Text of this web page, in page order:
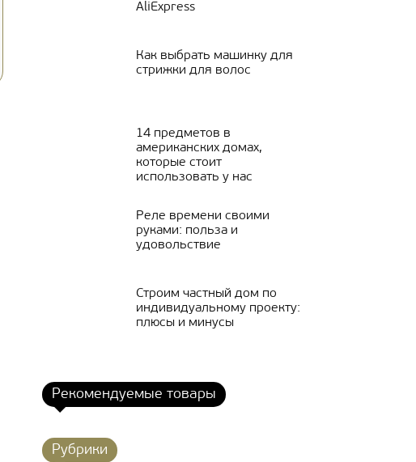
AliExpress
Как выбрать машинку для
стрижки для волос
14 предметов в
американских домах,
которые стоит
использовать у нас
Реле времени своими
руками: польза и
удовольствие
Строим частный дом по
индивидуальному проекту:
плюсы и минусы
Рекомендуемые товары
Рубрики